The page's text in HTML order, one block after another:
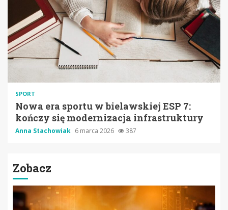
SPORT
Nowa era sportu w bielawskiej ESP 7:
kończy się modernizacja infrastruktury
Anna Stachowiak 6 marca 2026 387
Zobacz